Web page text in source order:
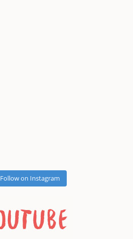
Follow on Instagram